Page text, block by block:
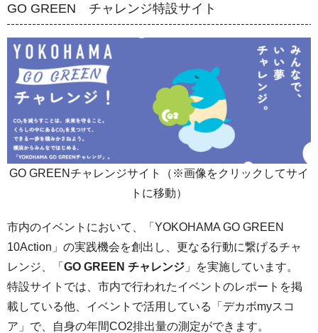
GO GREEN チャレンジ特設サイト
GO GREENチャレンジサイト（※画像をクリックしてサイ
トに移動）
市内のイベントにおいて、「YOKOHAMA GO GREEN
10Action」の実践機会を創出し、更なる行動に繋げるチャ
レンジ、「 GO GREEN チャレンジ 」を実施しています。
特設サイトでは、市内で行われたイベントのレポートを掲
載している他、イベントで活用している「デカボmyスコ
ア」で、自身の年間CO2排出量の測定ができます。